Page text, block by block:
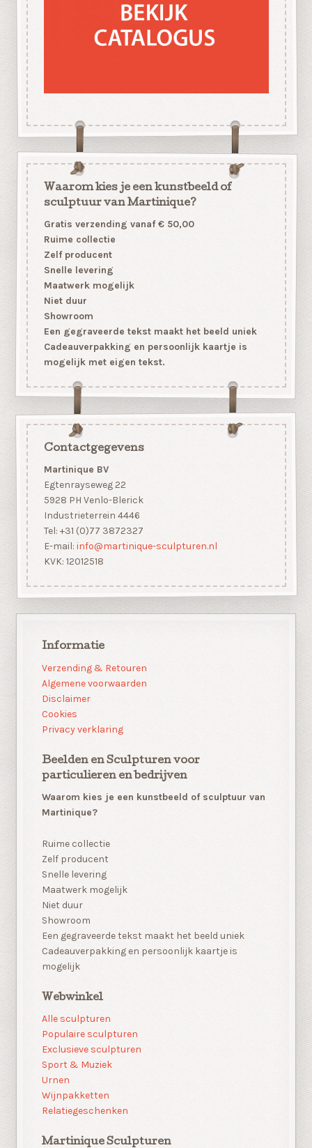
Waarom kies je een kunstbeeld of
sculptuur van Martinique?
Gratis verzending vanaf € 50,00
Ruime collectie
Zelf producent
Snelle levering
Maatwerk mogelijk
Niet duur
Showroom
Een gegraveerde tekst maakt het beeld uniek
Cadeauverpakking en persoonlijk kaartje is
mogelijk met eigen tekst.
Contactgegevens
Martinique BV
Egtenrayseweg 22
5928 PH Venlo-Blerick
Industrieterrein 4446
Tel: +31 (0)77 3872327
E-mail: info@martinique-sculpturen.nl
KVK: 12012518
Informatie
Verzending & Retouren
Algemene voorwaarden
Disclaimer
Cookies
Privacy verklaring
Beelden en Sculpturen voor
particulieren en bedrijven
Waarom kies je een kunstbeeld of sculptuur van
Martinique?
Ruime collectie
Zelf producent
Snelle levering
Maatwerk mogelijk
Niet duur
Showroom
Een gegraveerde tekst maakt het beeld uniek
Cadeauverpakking en persoonlijk kaartje is
mogelijk
Webwinkel
Alle sculpturen
Populaire sculpturen
Exclusieve sculpturen
Sport & Muziek
Urnen
Wijnpakketten
Relatiegeschenken
Martinique Sculpturen